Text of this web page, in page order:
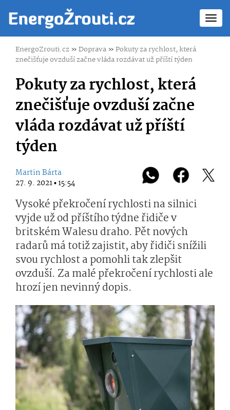
EnergoZrouti.cz»Doprava»Pokuty za rychlost, která
znečišťuje ovzduší začne vláda rozdávat už příští týden
Pokuty za rychlost, která
znečišťuje ovzduší začne
vláda rozdávat už příští
týden
Martin Bárta
27. 9. 2021 ▪ 15:54
Vysoké překročení rychlosti na silnici
vyjde už od příštího týdne řidiče v
britském Walesu draho. Pět nových
radarů má totiž zajistit, aby řidiči snížili
svou rychlost a pomohli tak zlepšit
ovzduší. Za malé překročení rychlosti ale
hrozí jen nevinný dopis.